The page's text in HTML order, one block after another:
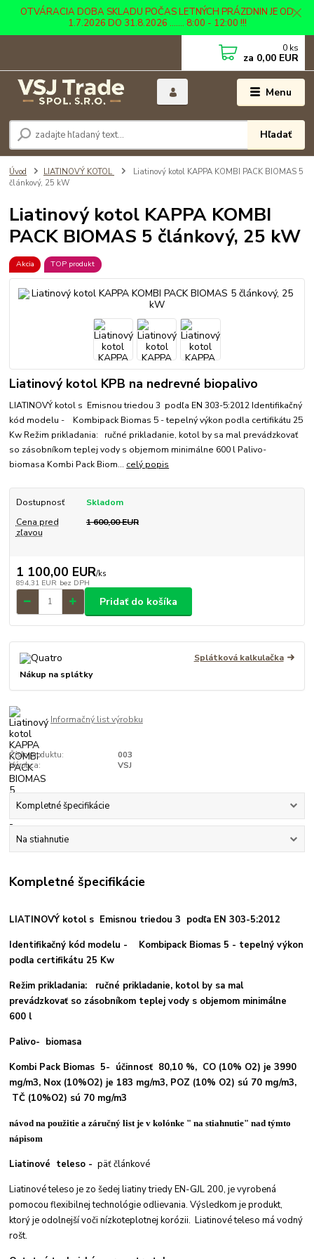
OTVÁRACIA DOBA SKLADU POČAS LETNÝCH PRÁZDNIN JE OD
1.7.2026 DO 31.8.2026 ....... 8:00 - 12:00 !!!
Menu
Hľadať
0 ks
za 0,00 EUR
Úvod LIATINOVÝ KOTOL
Liatinový kotol KAPPA KOMBI PACK BIOMAS 5
článkový, 25 kW
Liatinový kotol KAPPA KOMBI
PACK BIOMAS 5 článkový, 25 kW
Akcia TOP produkt
Liatinový kotol KPB na nedrevné biopalivo
LIATINOVÝ kotol s Emisnou triedou 3 podľa EN 303-5:2012 Identifikačný
kód modelu - Kombipack Biomas 5 - tepelný výkon podla certifikátu 25
Kw Režim prikladania: ručné prikladanie, kotol by sa mal prevádzkovať
so zásobníkom teplej vody s objemom minimálne 600 l Palivo-
biomasa Kombi Pack Biom... celý popis
Dostupnosť
Skladom
Cena pred
zľavou
1 600,00 EUR
1 100,00 EUR/ks
894,31 EUR bez DPH
Pridať do košíka
Splátková kalkulačka
Nákup na splátky
Informačný list výrobku
Číslo produktu:
003
Výrobca:
VSJ
Kompletné špecifikácie
Na stiahnutie
Kompletné špecifikácie
LIATINOVÝ kotol s Emisnou triedou 3 podľa EN 303-5:2012
Identifikačný kód modelu - Kombipack Biomas 5 - tepelný výkon
podla certifikátu 25 Kw
Režim prikladania: ručné prikladanie, kotol by sa mal
prevádzkovať so zásobníkom teplej vody s objemom minimálne
600 l
Palivo- biomasa
Kombi Pack Biomas 5- účinnosť 80,10 %, CO (10% O2) je 3990
mg/m3, Nox (10%O2) je 183 mg/m3, POZ (10% O2) sú 70 mg/m3,
TČ (10%O2) sú 70 mg/m3
návod napoužitie a záručný list je v kolónke " na stiahnutie" nad týmto
nápisom
Liatinové teleso - päť článkové
Liatinové teleso je zo šedej liatiny triedy EN-GJL 200, je vyrobená
pomocou flexibilnej technológie odlievania. Výsledkom je produkt,
ktorý je odolnejší voči nízkoteplotnej korózii. Liatinové teleso má vodný
rošt.